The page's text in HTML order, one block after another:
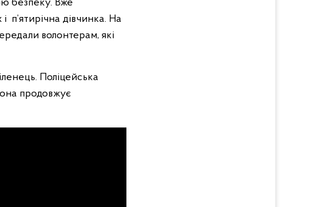
безпеку. Вже
дівчинка. На
волонтерам, які
Поліцейська
продовжує